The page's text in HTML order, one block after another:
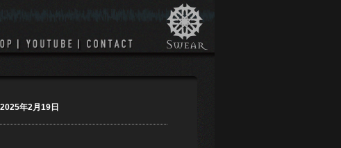
2025年2月19日